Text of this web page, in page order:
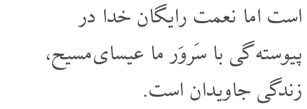
است اما نعمت رایگان خدا در
پیوسته گی با سَروَر ما عیسای مسیح،
زندگی جاویدان است.